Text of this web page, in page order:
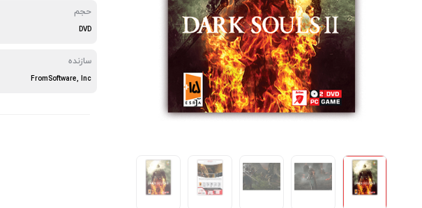
حجم
DVD
سازنده
FromSoftware, Inc